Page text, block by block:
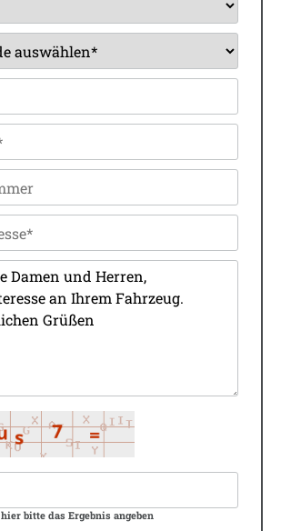
hier bitte das Ergebnis angeben